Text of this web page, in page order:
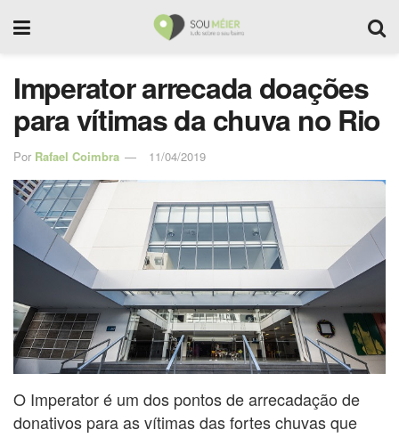
Imperator arrecada doações
para vítimas da chuva no Rio
Por Rafael Coimbra 11/04/2019
O Imperator é um dos pontos de arrecadação de
donativos para as vítimas das fortes chuvas que